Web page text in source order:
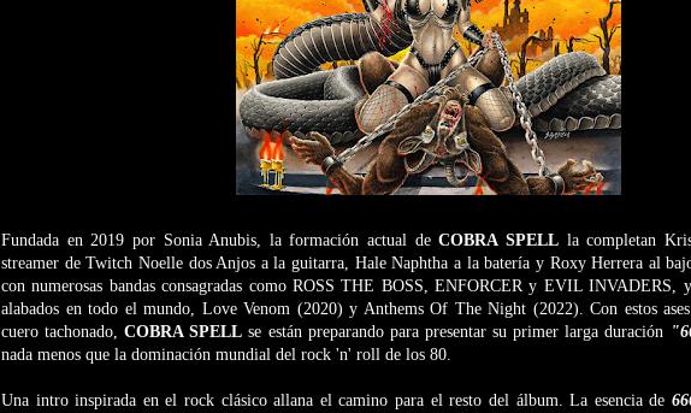
Fundada en 2019 por Sonia Anubis, la formación actual deCOBRA SPELLla completan
streamer de Twitch Noelle dos Anjos a la guitarra, Hale Naphtha a la batería y Roxy Herrera al
con numerosas bandas consagradas como ROSS THE BOSS, ENFORCER y EVIL INVADERS,
alabados en todo el mundo, Love Venom (2020) y Anthems Of The Night (2022). Con estos
cuero tachonado,COBRA SPELL se están preparando para presentar su primer larga duración
nada menos que la dominación mundial del rock 'n' roll de los 80.
Una intro inspirada en el rock clásico allana el camino para el resto del álbum. La esencia de